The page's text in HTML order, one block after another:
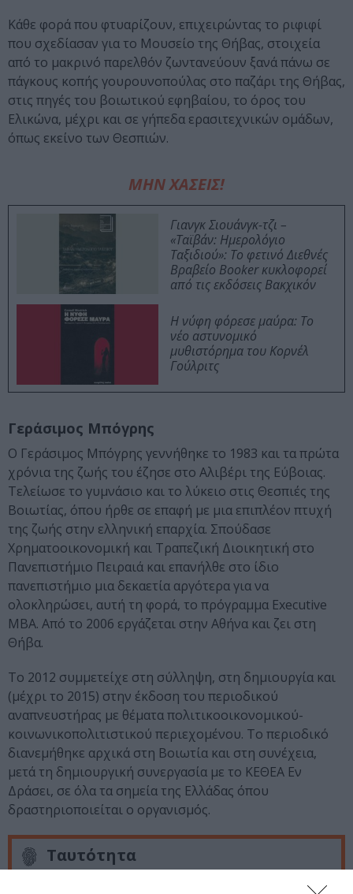
Κάθε φορά που φτυαρίζουν, επιχειρώντας το ριφιφί
που σχεδίασαν για το Μουσείο της Θήβας, στοιχεία
από το μακρινό παρελθόν ζωντανεύουν ξανά πάνω σε
πάγκους κοπής γουρουνοπούλας στο παζάρι της Θήβας,
στις πηγές του βοιωτικού εφηβαίου, το όρος του
Ελικώνα, μέχρι και σε γήπεδα ερασιτεχνικών ομάδων,
όπως εκείνο των Θεσπιών.
ΜΗΝ ΧΑΣΕΙΣ!
Γιανγκ Σιουάνγκ-τζι –
«Ταϊβάν: Ημερολόγιο
Ταξιδιού»: Το φετινό Διεθνές
Βραβείο Booker κυκλοφορεί
από τις εκδόσεις Βακχικόν
Η νύφη φόρεσε μαύρα: Το
νέο αστυνομικό
μυθιστόρημα του Κορνέλ
Γούλριτς
Γεράσιμος Μπόγρης
O Γεράσιμος Μπόγρης γεννήθηκε το 1983 και τα πρώτα
χρόνια της ζωής του έζησε στο Αλιβέρι της Εύβοιας.
Τελείωσε το γυμνάσιο και το λύκειο στις Θεσπιές της
Βοιωτίας, όπου ήρθε σε επαφή με μια επιπλέον πτυχή
της ζωής στην ελληνική επαρχία. Σπούδασε
Χρηματοοικονομική και Τραπεζική Διοικητική στο
Πανεπιστήμιο Πειραιά και επανήλθε στο ίδιο
πανεπιστήμιο μια δεκαετία αργότερα για να
ολοκληρώσει, αυτή τη φορά, το πρόγραμμα Executive
MBA. Από το 2006 εργάζεται στην Αθήνα και ζει στη
Θήβα.
Το 2012 συμμετείχε στη σύλληψη, στη δημιουργία και
(μέχρι το 2015) στην έκδοση του περιοδικού
αναπνευστήρας με θέματα πολιτικοοικονομικού-
κοινωνικοπολιτιστικού περιεχομένου. Το περιοδικό
διανεμήθηκε αρχικά στη Βοιωτία και στη συνέχεια,
μετά τη δημιουργική συνεργασία με το ΚΕΘΕΑ Εν
Δράσει, σε όλα τα σημεία της Ελλάδας όπου
δραστηριοποιείται ο οργανισμός.
Ταυτότητα
Εκδόσεις Κέδρος, ISBN: 978-960-